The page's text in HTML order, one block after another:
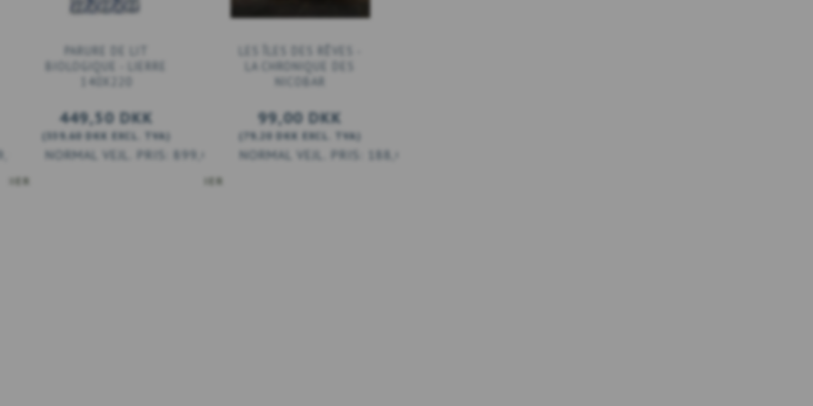
DKK
PARURE DE LIT
140X220
449,50 DKK
359,60 DKK EXCL. TVA)
899,00 DKK
LA CHRONIQUE DES
NICOBAR
99,00 DKK
79,20 DKK EXCL. TVA)
188,00 DKK
AJOUTER AU PANIER